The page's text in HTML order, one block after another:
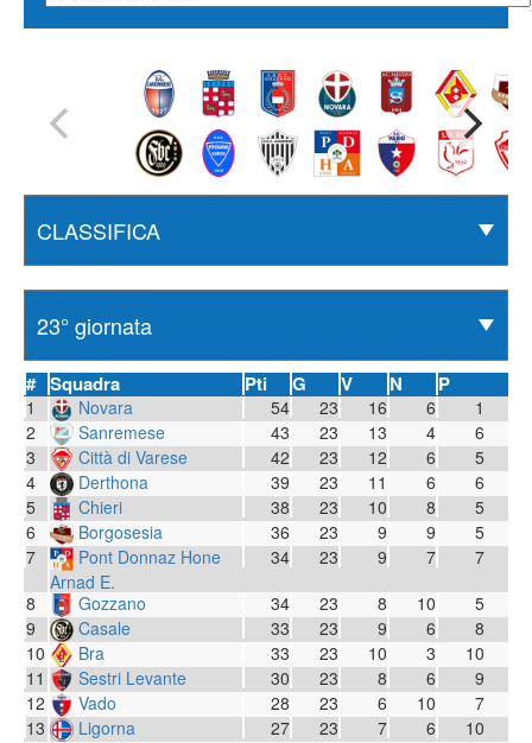
# Squadra Pti G V N P
1 Novara 54 23 16 6
1
2
Sanremese 43 23 13 4
6
3
Città di Varese 42 23 12 6
5
4
Derthona 39 23 11 6
6
5
Chieri 38 23 10 8
5
6
Borgosesia 36 23 9 9
5
7
Pont Donnaz Hone
Arnad E.
34 23 9 7
7
8
Gozzano 34 23 8 10
5
9
Casale 33 23 9 6
8
10
Bra 33 23 10 3
10
11
Sestri Levante 30 23 8 6
9
12
Vado 28 23 6 10
7
13
Ligorna 27 23 7 6
10